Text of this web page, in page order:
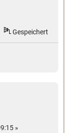
Gespeichert
»